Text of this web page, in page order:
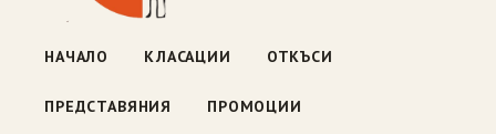
НАЧАЛО КЛАСАЦИИ ОТКЪСИ
ПРЕДСТАВЯНИЯ ПРОМОЦИИ